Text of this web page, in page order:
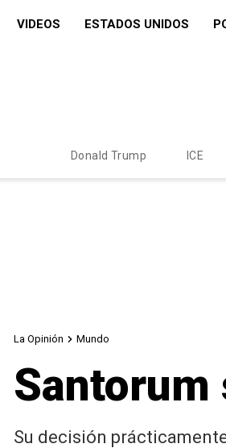
VIDEOS ESTADOS UNIDOS
Donald Trump ICE
La Opinión Mundo
Santorum
Su decisión